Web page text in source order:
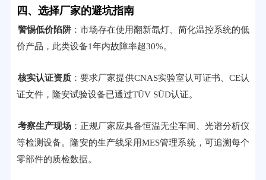
四、选择厂家的避坑指南
警惕低价陷阱：市场存在使用翻新氙灯、简化温控系统的低
价产品，此类设备1年内故障率超30%。
核实认证资质 ：要求厂家提供CNAS实验室认可证书、CE认
证文件，隆安试验设备已通过TÜV SÜD认证。
考察生产现场：正规厂家应具备恒温无尘车间、光谱分析仪
等检测设备。隆安的生产线采用MES管理系统，可追溯每个
零部件的质检数据。